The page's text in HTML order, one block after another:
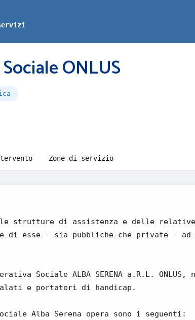
ONLUS
Zone di servizio
strutture di assistenza e delle relative
esse - sia pubbliche che private - ad
Sociale ALBA SERENA a.R.L.
e portatori di handicap.
Alba Serena opera sono i seguenti: